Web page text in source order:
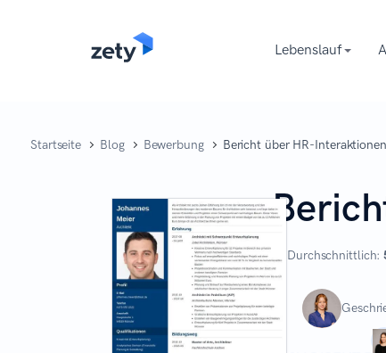
Lebenslauf
Startseite Blog Bewerbung Bericht über HR-Interaktionen
Durchschnittlich: